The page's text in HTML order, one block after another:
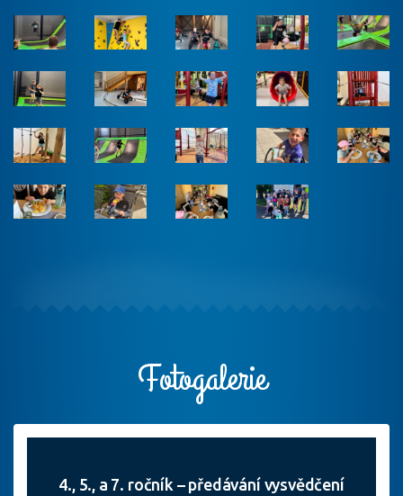
Fotogalerie
4., 5., a 7. ročník – předávání vysvědčení